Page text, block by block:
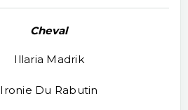
Cheval
Illaria Madrik
Ironie Du Rabutin